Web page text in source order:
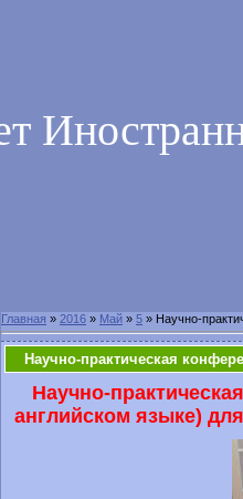
Главная » 2016 » Май » 5 » Научно-
Научно-практическая
Научно-
английском языке)